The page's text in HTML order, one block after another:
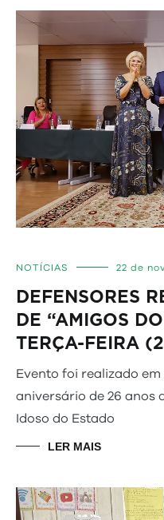
NOTÍCIAS 22 de
DEFENSORES
DE “AMIGOS
TERÇA-FEIRA
Evento foi realizado
aniversário de 26 anos
Idoso do Estado
LER MAIS